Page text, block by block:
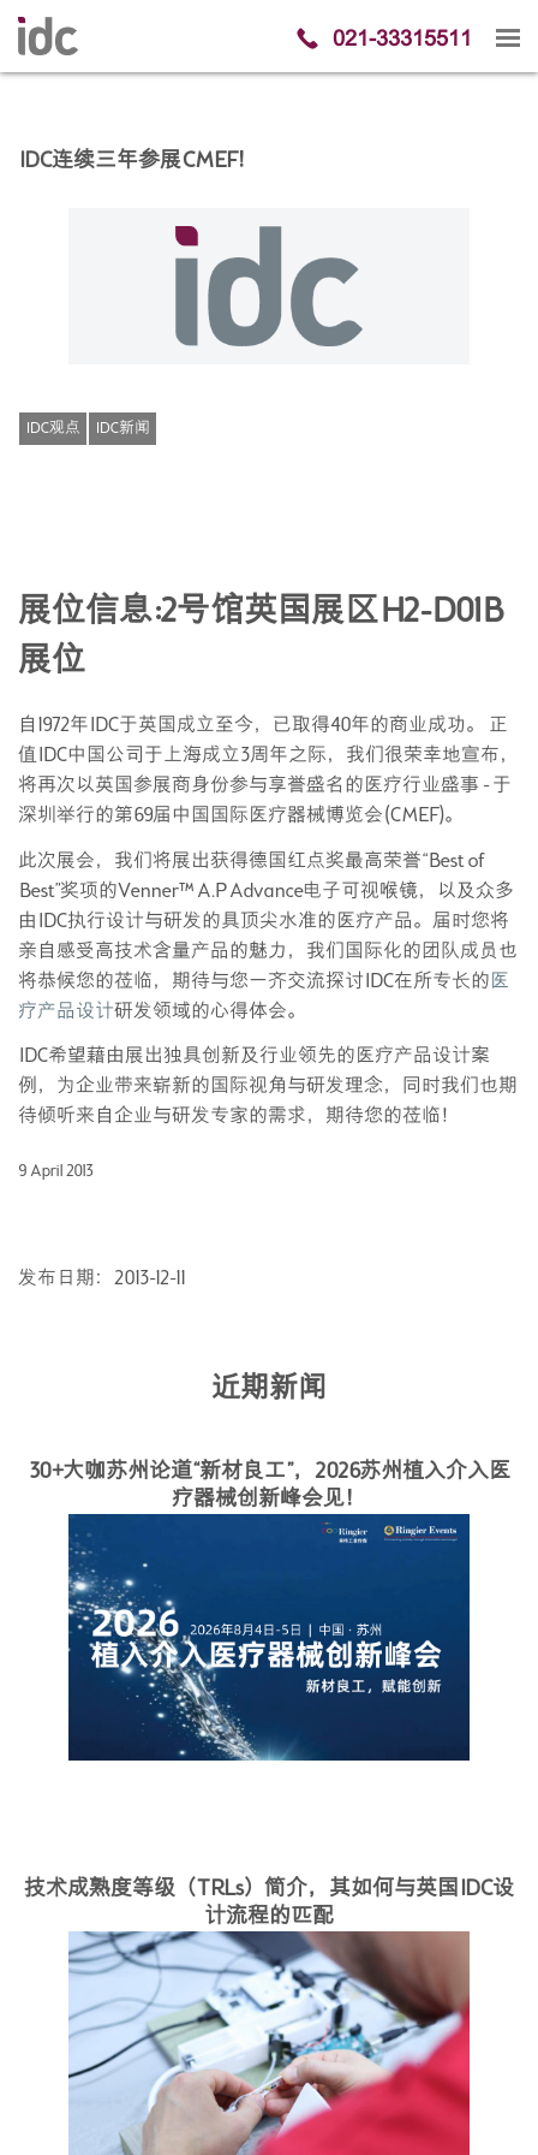
021-33315511
IDC连续三年参展CMEF！
IDC观点 IDC新闻
展位信息:2号馆英国展区H2-D01B
展位
自1972年IDC于英国成立至今，已取得40年的商业成功。 正
值IDC中国公司于上海成立3周年之际，我们很荣幸地宣布，
将再次以英国参展商身份参与享誉盛名的医疗行业盛事 - 于
深圳举行的第69届中国国际医疗器械博览会(CMEF)。
此次展会，我们将展出获得德国红点奖最高荣誉“Best of
Best”奖项的Venner™ A.P Advance电子可视喉镜，以及众多
由IDC执行设计与研发的具顶尖水准的医疗产品。届时您将
亲自感受高技术含量产品的魅力，我们国际化的团队成员也
将恭候您的莅临，期待与您一齐交流探讨IDC在所专长的 医
疗产品设计研发领域的心得体会。
IDC希望藉由展出独具创新及行业领先的医疗产品设计案
例，为企业带来崭新的国际视角与研发理念，同时我们也期
待倾听来自企业与研发专家的需求，期待您的莅临！
9 April 2013
发布日期：2013-12-11
近期新闻
30+大咖苏州论道“新材良工”，2026苏州植入介入医
疗器械创新峰会见！
技术成熟度等级（TRLs）简介，其如何与英国IDC设
计流程的匹配